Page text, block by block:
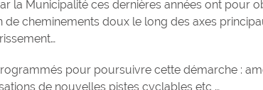
la Municipalité ces dernières années ont
de cheminements doux le long des axes
pour poursuivre cette démarche :
de nouvelles pistes cyclables etc …